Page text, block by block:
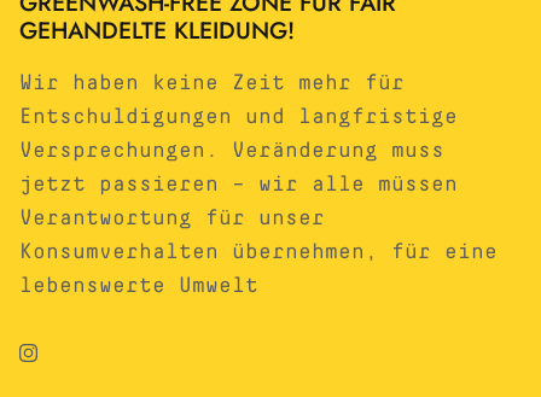
GEHANDELTE KLEIDUNG!
Wir haben keine Zeit mehr für
Entschuldigungen und langfristige
Versprechungen. Veränderung muss
jetzt passieren – wir alle müssen
Verantwortung für unser
Konsumverhalten übernehmen, für eine
lebenswerte Umwelt
Instagram